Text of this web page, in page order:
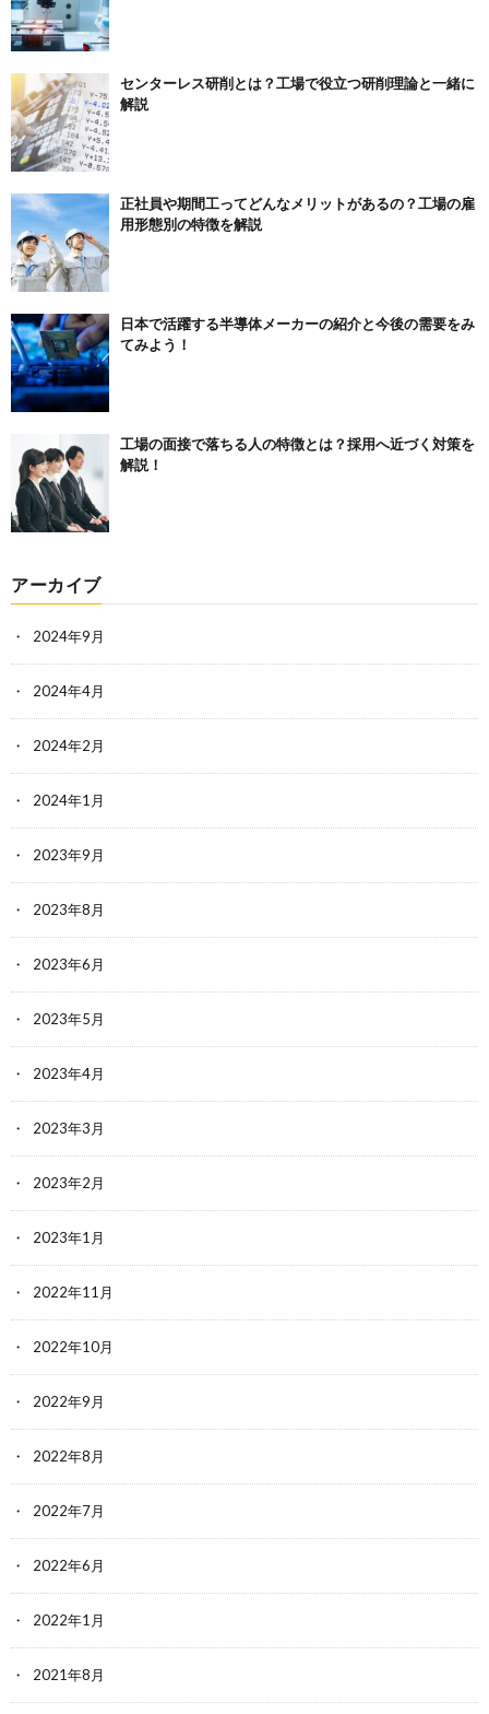
センターレス研削とは？工場で役立つ研削理論と一緒に
解説
正社員や期間工ってどんなメリットがあるの？工場の雇
用形態別の特徴を解説
日本で活躍する半導体メーカーの紹介と今後の需要をみ
てみよう！
工場の面接で落ちる人の特徴とは？採用へ近づく対策を
解説！
アーカイブ
2024年9月
2024年4月
2024年2月
2024年1月
2023年9月
2023年8月
2023年6月
2023年5月
2023年4月
2023年3月
2023年2月
2023年1月
2022年11月
2022年10月
2022年9月
2022年8月
2022年7月
2022年6月
2022年1月
2021年8月